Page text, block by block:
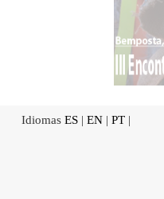
Idiomas ES | EN | PT |